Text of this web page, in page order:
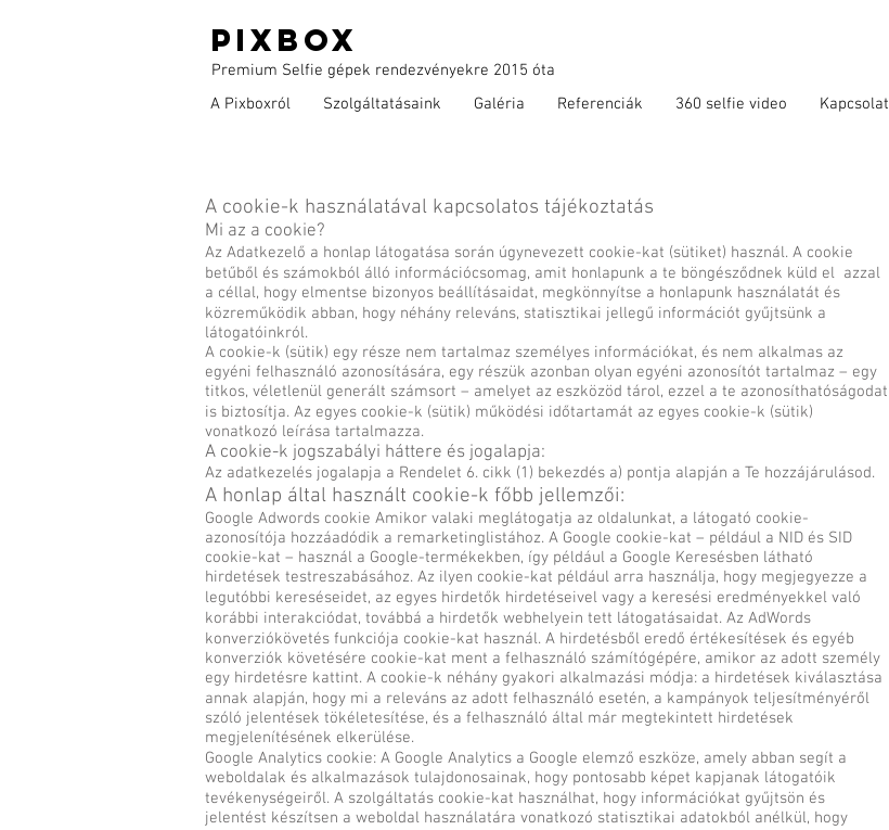
PIXBOX
Premium Selfie gépek rendezvényekre 2015 óta
A Pixboxról
Szolgáltatásaink Galéria Referenciák 360 selfie video Kapcsolat
A cookie-k használatával kapcsolatos tájékoztatás
Mi az a cookie?
Az Adatkezelő a honlap látogatása során úgynevezett cookie-kat (sütiket) használ. A cookie
betűből és számokból álló információcsomag, amit honlapunk a te böngésződnek küld el azzal
a céllal, hogy elmentse bizonyos beállításaidat, megkönnyítse a honlapunk használatát és
közreműködik abban, hogy néhány releváns, statisztikai jellegű információt gyűjtsünk a
látogatóinkról.
A cookie-k (sütik) egy része nem tartalmaz személyes információkat, és nem alkalmas az
egyéni felhasználó azonosítására, egy részük azonban olyan egyéni azonosítót tartalmaz – egy
titkos, véletlenül generált számsort – amelyet az eszközöd tárol, ezzel a te azonosíthatóságodat
is biztosítja. Az egyes cookie-k (sütik) működési időtartamát az egyes cookie-k (sütik)
vonatkozó leírása tartalmazza.
A cookie-k jogszabályi háttere és jogalapja:
Az adatkezelés jogalapja a Rendelet 6. cikk (1) bekezdés a) pontja alapján a Te hozzájárulásod.
A honlap által használt cookie-k főbb jellemzői:
Google Adwords cookie Amikor valaki meglátogatja az oldalunkat, a látogató cookie-
azonosítója hozzáadódik a remarketinglistához. A Google cookie-kat – például a NID és SID
cookie-kat – használ a Google-termékekben, így például a Google Keresésben látható
hirdetések testreszabásához. Az ilyen cookie-kat például arra használja, hogy megjegyezze a
legutóbbi kereséseidet, az egyes hirdetők hirdetéseivel vagy a keresési eredményekkel való
korábbi interakciódat, továbbá a hirdetők webhelyein tett látogatásaidat. Az AdWords
konverziókövetés funkciója cookie-kat használ. A hirdetésből eredő értékesítések és egyéb
konverziók követésére cookie-kat ment a felhasználó számítógépére, amikor az adott személy
egy hirdetésre kattint. A cookie-k néhány gyakori alkalmazási módja: a hirdetések kiválasztása
annak alapján, hogy mi a releváns az adott felhasználó esetén, a kampányok teljesítményéről
szóló jelentések tökéletesítése, és a felhasználó által már megtekintett hirdetések
megjelenítésének elkerülése.
Google Analytics cookie: A Google Analytics a Google elemző eszköze, amely abban segít a
weboldalak és alkalmazások tulajdonosainak, hogy pontosabb képet kapjanak látogatóik
tevékenységeiről. A szolgáltatás cookie-kat használhat, hogy információkat gyűjtsön és
jelentést készítsen a weboldal használatára vonatkozó statisztikai adatokból anélkül, hogy